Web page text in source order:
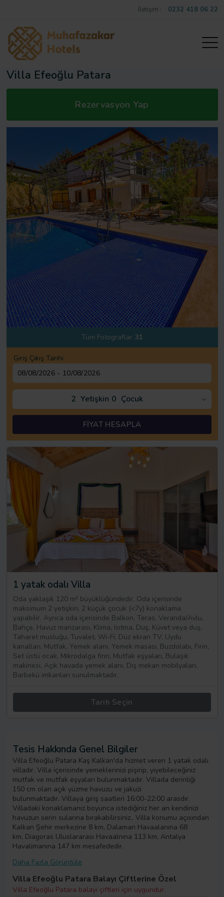
İletişim : 0232 418 06 22
Villa Efeoğlu Patara
Rezervasyon Yap
Tüm Fotograflar 31
Giriş Çıkış Tarihi
2 Yetişkin 0 Çocuk
FİYAT HESAPLA
1 yatak odalı Villa
Oda yaklaşık 120 m² büyüklüğündedir. Oda içerisinde
maksimum 2 yetişkin, 2 küçük çocuk (<7y) konaklama
yapabilir. Ayrıca oda içerisinde Balkon, Teras, Veranda/Avlu,
Bahçe, Havuz manzarası, Klima, Isıtma, Duş, Küvet veya duş,
Taharet musluğu, Tuvalet, Wi-Fi, Düz ekran TV, Uydu
kanalları, Mutfak, Yemek alanı, Yemek masası, Buzdolabı, Fırın,
Set üstü ocak, Mikrodalga fırın, Mutfak eşyaları, Bulaşık
makinesi, Açık havada yemek alanı, Dış mekan mobilyaları,
Barbekü imkanları sunulmaktadır.
Tarih Seçin
Tesis Hakkında Genel Bilgiler
Villa Efeoğlu Patara Kaş Kalkan'da hizmet veren 1 yatak odalı
villadır. Villa içerisinde yemeklerinizi pişirip, yiyebileceğiniz
mutfak ve mutfak eşyaları bulunmaktadır. Villada derinliği
150 cm olan açık yüzme havuzu ve jakuzi
bulunmaktadır. Villaya giriş saatleri 16:00-22:00 arasdır.
Villadaki konaklamanız boyunca istediğiniz her an kendinizi
havuzun serin sularına bırakabilirsiniz.. Villa konumu açısından
Kalkan Şehir merkezine 8 km, Dalaman Havaalanına 68
km, Diagoras Uluslararası Havaalnına 113 km, Antalya
Havalimanına 147 km mesafededir.
Daha Fazla Görüntüle
Villa Efeoğlu Patara Balayı Çiftlerine Özel
Villa Efeoğlu Patara balayı çiftleri için uygundur.